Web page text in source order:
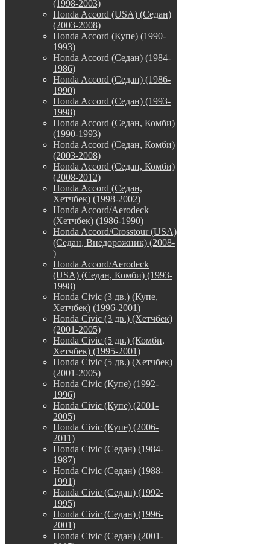
(1998-2003)
Honda Accord (USA) (Седан)
(2003-2008)
Honda Accord (Купе) (1990-
1993)
Honda Accord (Седан) (1984-
1986)
Honda Accord (Седан) (1986-
1990)
Honda Accord (Седан) (1993-
1998)
Honda Accord (Седан, Комби)
(1990-1993)
Honda Accord (Седан, Комби)
(2003-2008)
Honda Accord (Седан, Комби)
(2008-2012)
Honda Accord (Седан,
Хетчбек) (1998-2002)
Honda Accord/Aerodeck
(Хетчбек) (1986-1990)
Honda Accord/Crosstour (USA)
(Седан, Внедорожник) (2008-
)
Honda Accord/Аerodeck
(USA) (Седан, Комби) (1993-
1998)
Honda Civic (3 дв.) (Купе,
Хетчбек) (1996-2001)
Honda Civic (3 дв.) (Хетчбек)
(2001-2005)
Honda Civic (5 дв.) (Комби,
Хетчбек) (1995-2001)
Honda Civic (5 дв.) (Хетчбек)
(2001-2005)
Honda Civic (Купе) (1992-
1996)
Honda Civic (Купе) (2001-
2005)
Honda Civic (Купе) (2006-
2011)
Honda Civic (Седан) (1984-
1987)
Honda Civic (Седан) (1988-
1991)
Honda Civic (Седан) (1992-
1995)
Honda Civic (Седан) (1996-
2001)
Honda Civic (Седан) (2001-